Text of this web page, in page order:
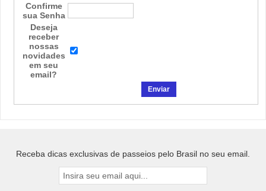
Confirme
sua Senha
Deseja
receber
nossas
novidades
em seu
email?
Receba dicas exclusivas de passeios pelo Brasil no seu email.